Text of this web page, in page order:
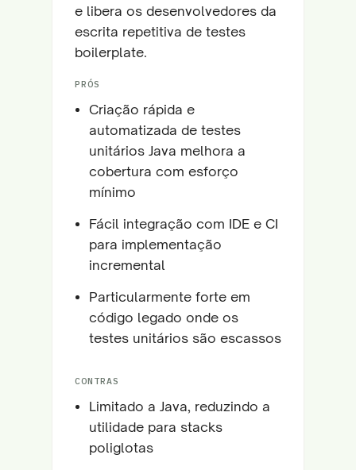
e libera os desenvolvedores da
escrita repetitiva de testes
boilerplate.
PRÓS
Criação rápida e
automatizada de testes
unitários Java melhora a
cobertura com esforço
mínimo
Fácil integração com IDE e CI
para implementação
incremental
Particularmente forte em
código legado onde os
testes unitários são escassos
CONTRAS
Limitado a Java, reduzindo a
utilidade para stacks
poliglotas